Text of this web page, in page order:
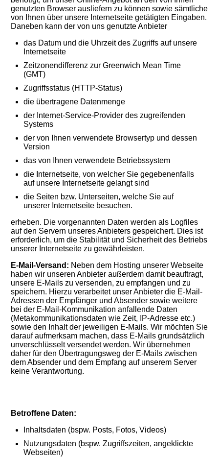
genutzten Browser ausliefern zu können sowie sämtliche
von Ihnen über unsere Internetseite getätigten Eingaben.
Daneben kann der von uns genutzte Anbieter
das Datum und die Uhrzeit des Zugriffs auf unsere
Internetseite
Zeitzonendifferenz zur Greenwich Mean Time
(GMT)
Zugriffsstatus (HTTP-Status)
die übertragene Datenmenge
der Internet-Service-Provider des zugreifenden
Systems
der von Ihnen verwendete Browsertyp und dessen
Version
das von Ihnen verwendete Betriebssystem
die Internetseite, von welcher Sie gegebenenfalls
auf unsere Internetseite gelangt sind
die Seiten bzw. Unterseiten, welche Sie auf
unserer Internetseite besuchen.
erheben. Die vorgenannten Daten werden als Logfiles
auf den Servern unseres Anbieters gespeichert. Dies ist
erforderlich, um die Stabilität und Sicherheit des Betriebs
unserer Internetseite zu gewährleisten.
E-Mail-Versand: Neben dem Hosting unserer Webseite
haben wir unseren Anbieter außerdem damit beauftragt,
unsere E-Mails zu versenden, zu empfangen und zu
speichern. Hierzu verarbeitet unser Anbieter die E-Mail-
Adressen der Empfänger und Absender sowie weitere
bei der E-Mail-Kommunikation anfallende Daten
(Metakommunikationsdaten wie Zeit, IP-Adresse etc.)
sowie den Inhalt der jeweiligen E-Mails. Wir möchten Sie
darauf aufmerksam machen, dass E-Mails grundsätzlich
unverschlüsselt versendet werden. Wir übernehmen
daher für den Übertragungsweg der E-Mails zwischen
dem Absender und dem Empfang auf unserem Server
keine Verantwortung.
Betroffene Daten:
Inhaltsdaten (bspw. Posts, Fotos, Videos)
Nutzungsdaten (bspw. Zugriffszeiten, angeklickte
Webseiten)